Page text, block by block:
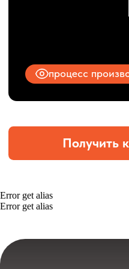
Error get alias
Error get alias